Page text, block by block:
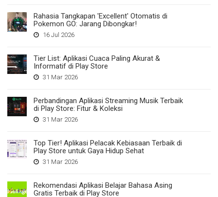
Rahasia Tangkapan 'Excellent' Otomatis di
Pokemon GO: Jarang Dibongkar!
16 Jul 2026
Tier List: Aplikasi Cuaca Paling Akurat &
Informatif di Play Store
31 Mar 2026
Perbandingan Aplikasi Streaming Musik Terbaik
di Play Store: Fitur & Koleksi
31 Mar 2026
Top Tier! Aplikasi Pelacak Kebiasaan Terbaik di
Play Store untuk Gaya Hidup Sehat
31 Mar 2026
Rekomendasi Aplikasi Belajar Bahasa Asing
Gratis Terbaik di Play Store